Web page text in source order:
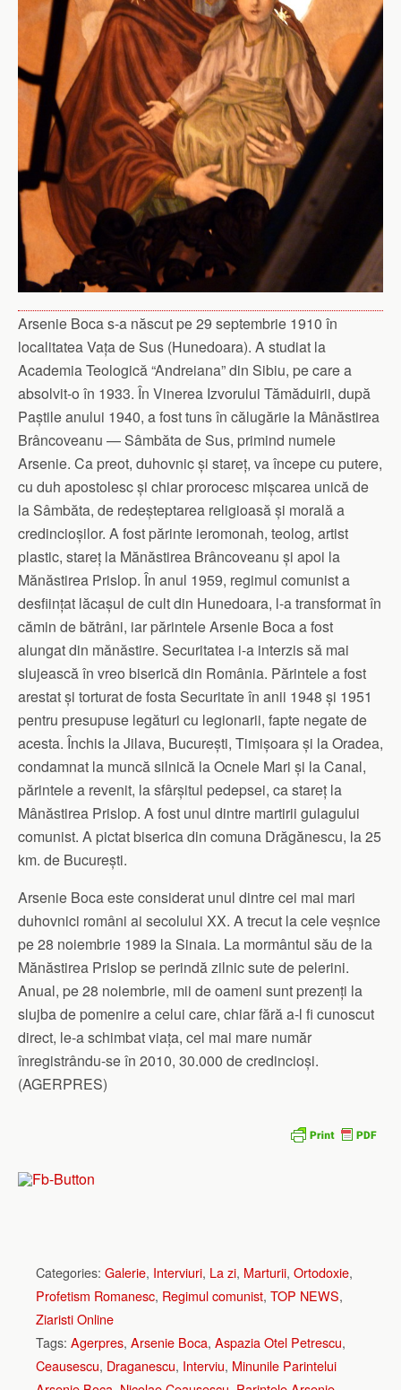
Arsenie Boca s-a născut pe 29 septembrie 1910 în
localitatea Vața de Sus (Hunedoara). A studiat la
Academia Teologică “Andreiana” din Sibiu, pe care a
absolvit-o în 1933. În Vinerea Izvorului Tămăduirii, după
Paștile anului 1940, a fost tuns în călugărie la Mânăstirea
Brâncoveanu — Sâmbăta de Sus, primind numele
Arsenie. Ca preot, duhovnic și stareț, va începe cu putere,
cu duh apostolesc și chiar prorocesc mișcarea unică de
la Sâmbăta, de redeșteptarea religioasă și morală a
credincioșilor. A fost părinte ieromonah, teolog, artist
plastic, stareț la Mănăstirea Brâncoveanu și apoi la
Mănăstirea Prislop. În anul 1959, regimul comunist a
desființat lăcașul de cult din Hunedoara, l-a transformat în
cămin de bătrâni, iar părintele Arsenie Boca a fost
alungat din mănăstire. Securitatea i-a interzis să mai
slujească în vreo biserică din România. Părintele a fost
arestat și torturat de fosta Securitate în anii 1948 și 1951
pentru presupuse legături cu legionarii, fapte negate de
acesta. Închis la Jilava, București, Timișoara și la Oradea,
condamnat la muncă silnică la Ocnele Mari și la Canal,
părintele a revenit, la sfârșitul pedepsei, ca stareț la
Mânăstirea Prislop. A fost unul dintre martirii gulagului
comunist. A pictat biserica din comuna Drăgănescu, la 25
km. de București.
Arsenie Boca este considerat unul dintre cei mai mari
duhovnici români ai secolului XX. A trecut la cele veșnice
pe 28 noiembrie 1989 la Sinaia. La mormântul său de la
Mănăstirea Prislop se perindă zilnic sute de pelerini.
Anual, pe 28 noiembrie, mii de oameni sunt prezenți la
slujba de pomenire a celui care, chiar fără a-l fi cunoscut
direct, le-a schimbat viața, cel mai mare număr
înregistrându-se în 2010, 30.000 de credincioși.
(AGERPRES)
Categories: Galerie, Interviuri, La zi, Marturii, Ortodoxie,
Profetism Romanesc, Regimul comunist, TOP NEWS,
Ziaristi Online
Tags: Agerpres, Arsenie Boca, Aspazia Otel Petrescu,
Ceausescu, Draganescu, Interviu, Minunile Parintelui